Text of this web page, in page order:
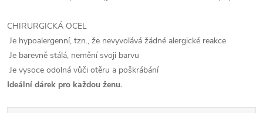
CHIRURGICKÁ OCEL
Je hypoalergenní, tzn., že nevyvolává žádné alergické reakce
Je barevně stálá, nemění svoji barvu
Je vysoce odolná vůči otěru a poškrábání
Ideální dárek pro každou ženu.